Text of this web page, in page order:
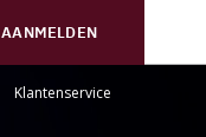
AANMELDEN
Klantenservice